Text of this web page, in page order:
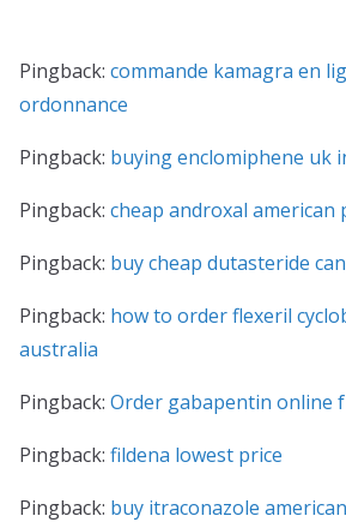
Pingback: commande kamagra en
ordonnance
Pingback: buying enclomiphene uk
Pingback: cheap androxal american
Pingback: buy cheap dutasteride
Pingback: how to order flexeril
australia
Pingback: Order gabapentin online
Pingback: fildena lowest price
Pingback: buy itraconazole